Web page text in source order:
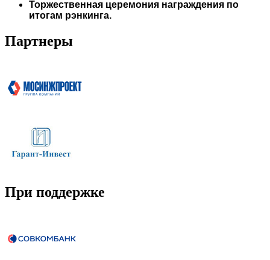
Торжественная церемония награждения по
итогам рэнкинга.
Партнеры
При поддержке